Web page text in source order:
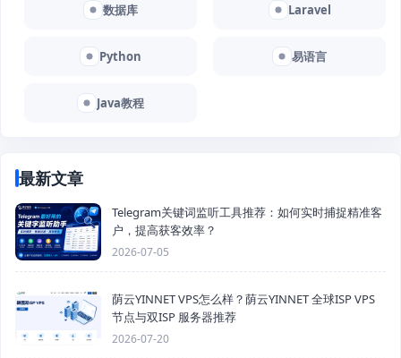
数据库 Laravel
Python 易语言
Java教程
最新文章
Telegram关键词监听工具推荐：如何实时捕捉精准客
户，提高获客效率？
2026-07-05
荫云YINNET VPS怎么样？荫云YINNET 全球ISP VPS
节点与双ISP 服务器推荐
2026-07-20